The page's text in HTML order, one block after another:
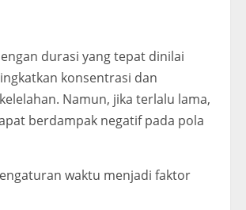
durasi yang tepat dinilai
konsentrasi dan
Namun, jika terlalu lama,
berdampak negatif pada pola
waktu menjadi faktor